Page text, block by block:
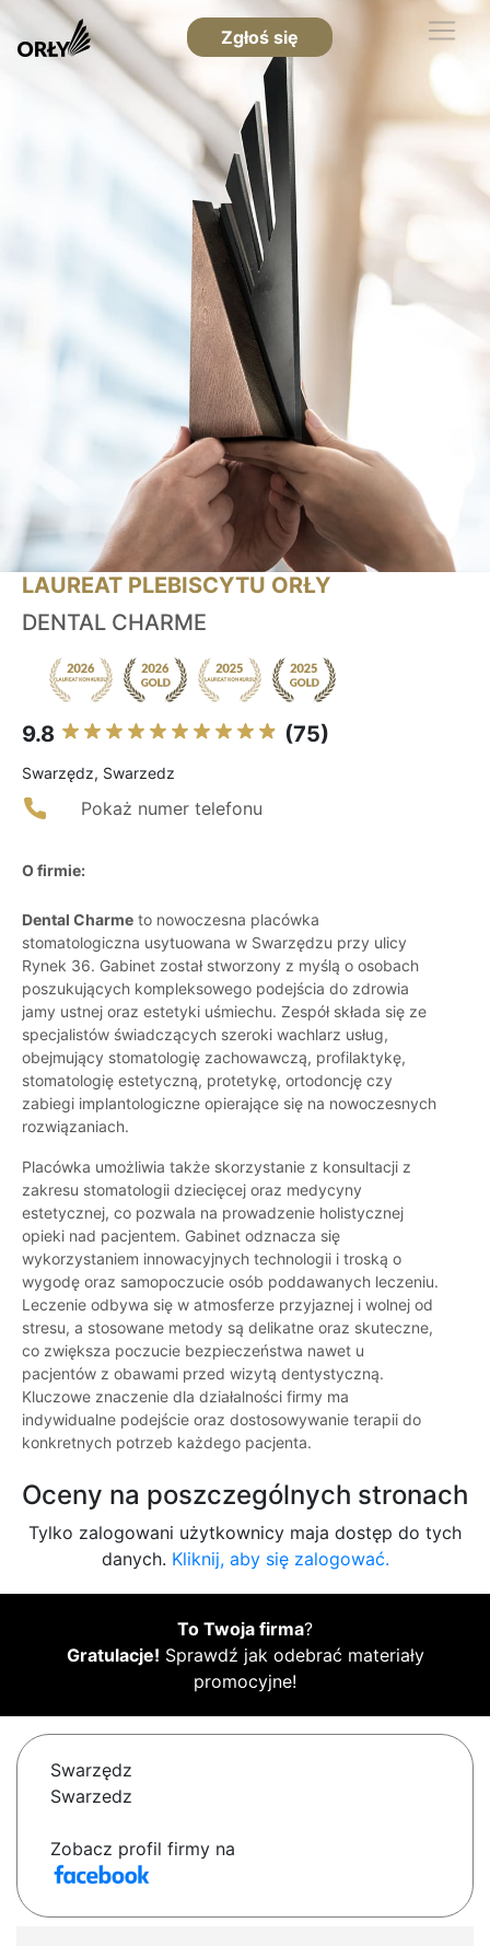
Zgłoś się
LAUREAT PLEBISCYTU ORŁY
DENTAL CHARME
9.8 (75)
Swarzędz, Swarzedz
Pokaż numer telefonu
O firmie:
Dental Charme to nowoczesna placówka
stomatologiczna usytuowana w Swarzędzu przy ulicy
Rynek 36. Gabinet został stworzony z myślą o osobach
poszukujących kompleksowego podejścia do zdrowia
jamy ustnej oraz estetyki uśmiechu. Zespół składa się ze
specjalistów świadczących szeroki wachlarz usług,
obejmujący stomatologię zachowawczą, profilaktykę,
stomatologię estetyczną, protetykę, ortodoncję czy
zabiegi implantologiczne opierające się na nowoczesnych
rozwiązaniach.
Placówka umożliwia także skorzystanie z konsultacji z
zakresu stomatologii dziecięcej oraz medycyny
estetycznej, co pozwala na prowadzenie holistycznej
opieki nad pacjentem. Gabinet odznacza się
wykorzystaniem innowacyjnych technologii i troską o
wygodę oraz samopoczucie osób poddawanych leczeniu.
Leczenie odbywa się w atmosferze przyjaznej i wolnej od
stresu, a stosowane metody są delikatne oraz skuteczne,
co zwiększa poczucie bezpieczeństwa nawet u
pacjentów z obawami przed wizytą dentystyczną.
Kluczowe znaczenie dla działalności firmy ma
indywidualne podejście oraz dostosowywanie terapii do
konkretnych potrzeb każdego pacjenta.
Oceny na poszczególnych stronach
Tylko zalogowani użytkownicy maja dostęp do tych
danych. Kliknij, aby się zalogować.
To Twoja firma?
Gratulacje! Sprawdź jak odebrać materiały
promocyjne!
Swarzędz
Swarzedz
Zobacz profil firmy na